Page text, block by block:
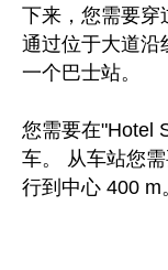
下来，您需要穿
通过位于大道沿
一个巴士站。
您需要在"Hotel
车。 从车站您
行到中心 400 m